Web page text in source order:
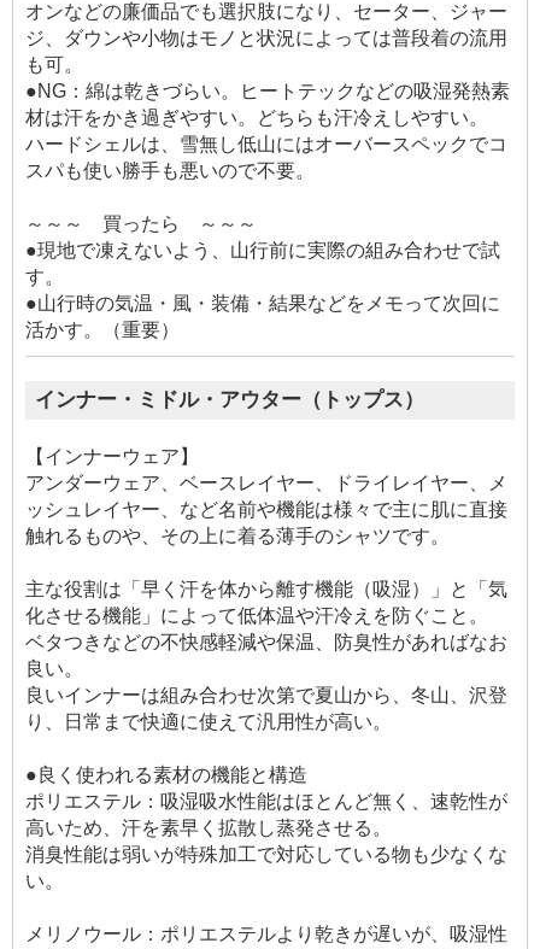
オンなどの廉価品でも選択肢になり、セーター、ジャー
ジ、ダウンや小物はモノと状況によっては普段着の流用
も可。
●NG：綿は乾きづらい。ヒートテックなどの吸湿発熱素
材は汗をかき過ぎやすい。どちらも汗冷えしやすい。
ハードシェルは、雪無し低山にはオーバースペックでコ
スパも使い勝手も悪いので不要。
～～～ 買ったら ～～～
●現地で凍えないよう、山行前に実際の組み合わせで試
す。
●山行時の気温・風・装備・結果などをメモって次回に
活かす。（重要）
インナー・ミドル・アウター（トップス）
【インナーウェア】
アンダーウェア、ベースレイヤー、ドライレイヤー、メ
ッシュレイヤー、など名前や機能は様々で主に肌に直接
触れるものや、その上に着る薄手のシャツです。
主な役割は「早く汗を体から離す機能（吸湿）」と「気
化させる機能」によって低体温や汗冷えを防ぐこと。
ベタつきなどの不快感軽減や保温、防臭性があればなお
良い。
良いインナーは組み合わせ次第で夏山から、冬山、沢登
り、日常まで快適に使えて汎用性が高い。
●良く使われる素材の機能と構造
ポリエステル：吸湿吸水性能はほとんど無く、速乾性が
高いため、汗を素早く拡散し蒸発させる。
消臭性能は弱いが特殊加工で対応している物も少なくな
い。
メリノウール：ポリエステルより乾きが遅いが、吸湿性